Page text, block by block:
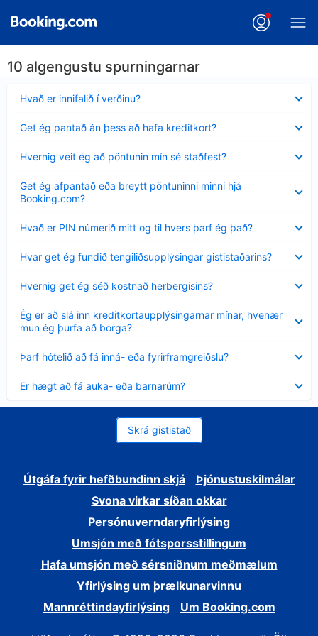
10 algengustu spurningarnar
Hvað er innifalið í verðinu?
sýnt
Get ég pantað án þess að hafa kreditkort?
sýnt
Hvernig veit ég að pöntunin mín sé staðfest?
sýnt
Get ég afpantað eða breytt pöntuninni minni hjá
Booking.com?
sýnt
Hvað er PIN númerið mitt og til hvers þarf ég það?
sýnt
Hvar get ég fundið tengiliðsupplýsingar gististaðarins?
sýnt
Hvernig get ég séð kostnað herbergisins?
sýnt
Ég er að slá inn kreditkortaupplýsingarnar mínar, hvenær
mun ég þurfa að borga?
Minna
sýnt
Þarf hótelið að fá inná- eða fyrirframgreiðslu?
sýnt
Er hægt að fá auka- eða barnarúm?
sýnt
Skrá gististað
Útgáfa fyrir hefðbundinn skjá
Þjónustuskilmálar
Svona virkar síðan okkar
Persónuverndaryfirlýsing
Umsjón með fótsporsstillingum
Hafa umsjón með sérsniðnum meðmælum
Yfirlýsing um þrælkunarvinnu
Mannréttindayfirlýsing
Um Booking.com